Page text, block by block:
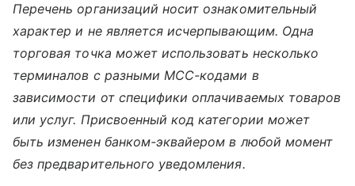
Перечень организаций носит ознакомительный
характер и не является исчерпывающим. Одна
торговая точка может использовать несколько
терминалов с разными MCC-кодами в
зависимости от специфики оплачиваемых товаров
или услуг. Присвоенный код категории может
быть изменен банком-эквайером в любой момент
без предварительного уведомления.